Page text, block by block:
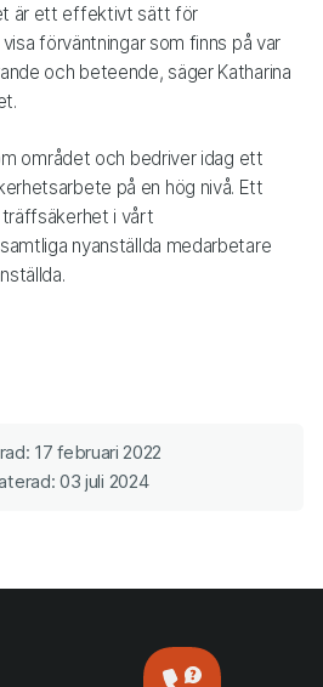
är ett effektivt sätt för
förväntningar som finns på var
och beteende, säger Katharina
området och bedriver idag ett
på en hög nivå. Ett
i vårt
nyanställda medarbetare
17 februari 2022
03 juli 2024